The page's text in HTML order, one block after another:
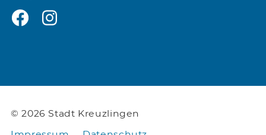
© 2026 Stadt Kreuzlingen